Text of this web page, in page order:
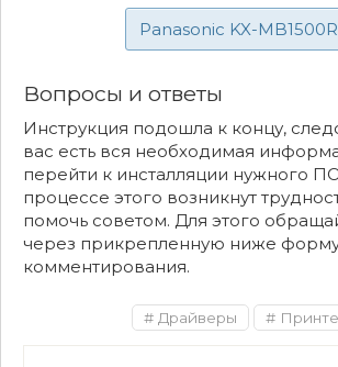
Panasonic KX-
Вопросы и ответы
Инструкция подошла к концу,
вас есть вся необходимая
перейти к инсталляции нужного
процессе этого возникнут
помочь советом. Для этого
через прикрепленную ниже
комментирования.
Драйверы